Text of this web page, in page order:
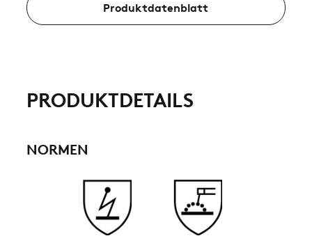
Produktdatenblatt
PRODUKTDETAILS
NORMEN